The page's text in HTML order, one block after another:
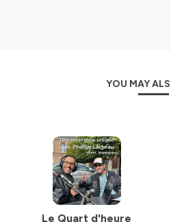
YOU MAY
Le Quart d'heure